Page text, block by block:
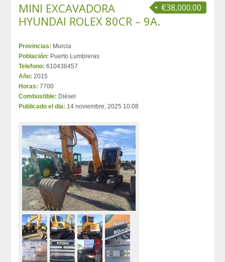
€38,000.00
MINI EXCAVADORA
HYUNDAI ROLEX 80CR – 9A.
Provincias: Murcia
Población: Puerto Lumbreras
Telefono: 610436457
Año: 2015
Horas: 7700
Combustible: Diésel
Publicado el dia: 14 noviembre, 2025 10:08